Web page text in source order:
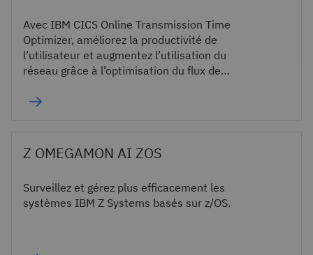
Avec IBM CICS Online Transmission Time
Optimizer, améliorez la productivité de
l’utilisateur et augmentez l’utilisation du
réseau grâce à l’optimisation du flux de
Z OMEGAMON AI ZOS
Surveillez et gérez plus efficacement les
systèmes IBM Z Systems basés sur z/OS.